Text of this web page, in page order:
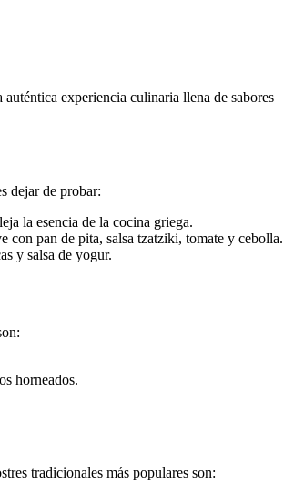
experiencia culinaria llena de sabores
dejar de probar:
la esencia de la cocina griega.
con pan de pita, salsa tzatziki, tomate y cebolla.
y salsa de yogur.
horneados.
tradicionales más populares son: